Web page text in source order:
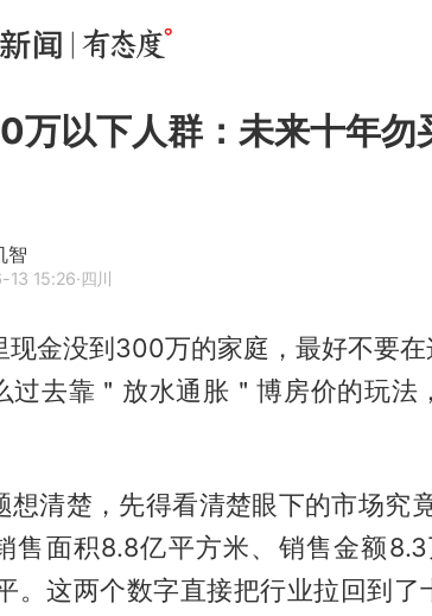
万以下人群：未来十年勿
智
13 15:26·四川
现金没到300万的家庭，最好不要
过去靠＂放水通胀＂博房价的玩法
想清楚，先得看清楚眼下的市场究
售面积8.8亿平方米、销售金额
。这两个数字直接把行业拉回到了